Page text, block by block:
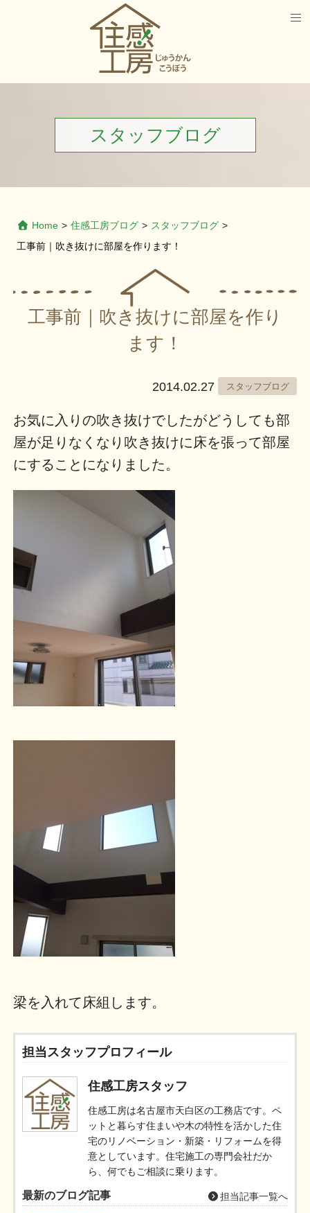
スタッフブログ
Home > 住感工房ブログ > スタッフブログ >
工事前｜吹き抜けに部屋を作ります！
工事前｜吹き抜けに部屋を作り
ます！
2014.02.27 スタッフブログ
お気に入りの吹き抜けでしたがどうしても部
屋が足りなくなり吹き抜けに床を張って部屋
にすることになりました。
梁を入れて床組します。
担当スタッフプロフィール
住感工房スタッフ
住感工房は名古屋市天白区の工務店です。ペ
ットと暮らす住まいや木の特性を活かした住
宅のリノベーション・新築・リフォームを得
意としています。住宅施工の専門会社だか
ら、何でもご相談に乗ります。
最新のブログ記事 担当記事一覧へ